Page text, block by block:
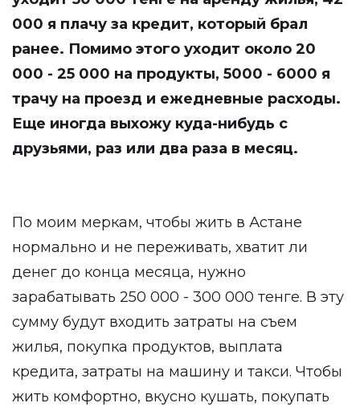
000 я плачу за кредит, который брал
ранее. Помимо этого уходит около 20
000 - 25 000 на продукты, 5000 - 6000 я
трачу на проезд и ежедневные расходы.
Еще иногда выхожу куда-нибудь с
друзьями, раз или два раза в месяц.
По моим меркам, чтобы жить в Астане
нормально и не переживать, хватит ли
денег до конца месяца, нужно
зарабатывать 250 000 - 300 000 тенге. В эту
сумму будут входить затраты на съем
жилья, покупка продуктов, выплата
кредита, затраты на машину и такси. Чтобы
жить комфортно, вкусно кушать, покупать